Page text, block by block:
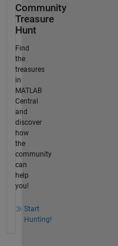
Community
Treasure
Hunt
Find
the
treasures
in
MATLAB
Central
and
discover
how
the
community
can
help
you!
Start
Hunting!